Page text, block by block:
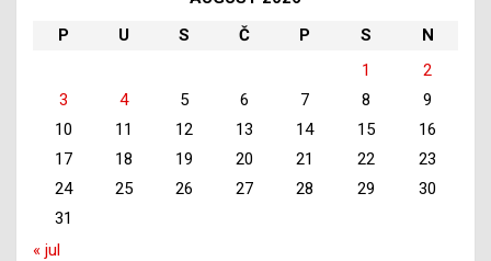
P
U S Č P S
N
1
2
3
4 5 6 7 8
9
10
11 12 13 14 15
16
17
18 19 20 21 22
23
24
25 26 27 28 29
30
31
« jul